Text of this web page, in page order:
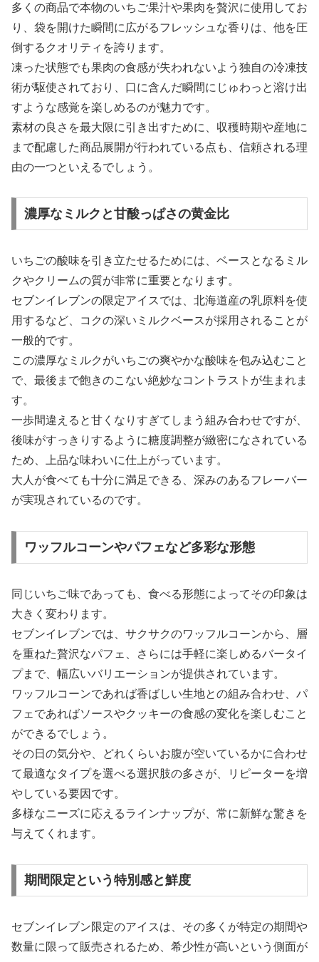
多くの商品で本物のいちご果汁や果肉を贅沢に使用してお
り、袋を開けた瞬間に広がるフレッシュな香りは、他を圧
倒するクオリティを誇ります。
凍った状態でも果肉の食感が失われないよう独自の冷凍技
術が駆使されており、口に含んだ瞬間にじゅわっと溶け出
すような感覚を楽しめるのが魅力です。
素材の良さを最大限に引き出すために、収穫時期や産地に
まで配慮した商品展開が行われている点も、信頼される理
由の一つといえるでしょう。
濃厚なミルクと甘酸っぱさの黄金比
いちごの酸味を引き立たせるためには、ベースとなるミル
クやクリームの質が非常に重要となります。
セブンイレブンの限定アイスでは、北海道産の乳原料を使
用するなど、コクの深いミルクベースが採用されることが
一般的です。
この濃厚なミルクがいちごの爽やかな酸味を包み込むこと
で、最後まで飽きのこない絶妙なコントラストが生まれま
す。
一歩間違えると甘くなりすぎてしまう組み合わせですが、
後味がすっきりするように糖度調整が緻密になされている
ため、上品な味わいに仕上がっています。
大人が食べても十分に満足できる、深みのあるフレーバー
が実現されているのです。
ワッフルコーンやパフェなど多彩な形態
同じいちご味であっても、食べる形態によってその印象は
大きく変わります。
セブンイレブンでは、サクサクのワッフルコーンから、層
を重ねた贅沢なパフェ、さらには手軽に楽しめるバータイ
プまで、幅広いバリエーションが提供されています。
ワッフルコーンであれば香ばしい生地との組み合わせ、パ
フェであればソースやクッキーの食感の変化を楽しむこと
ができるでしょう。
その日の気分や、どれくらいお腹が空いているかに合わせ
て最適なタイプを選べる選択肢の多さが、リピーターを増
やしている要因です。
多様なニーズに応えるラインナップが、常に新鮮な驚きを
与えてくれます。
期間限定という特別感と鮮度
セブンイレブン限定のアイスは、その多くが特定の期間や
数量に限って販売されるため、希少性が高いという側面が